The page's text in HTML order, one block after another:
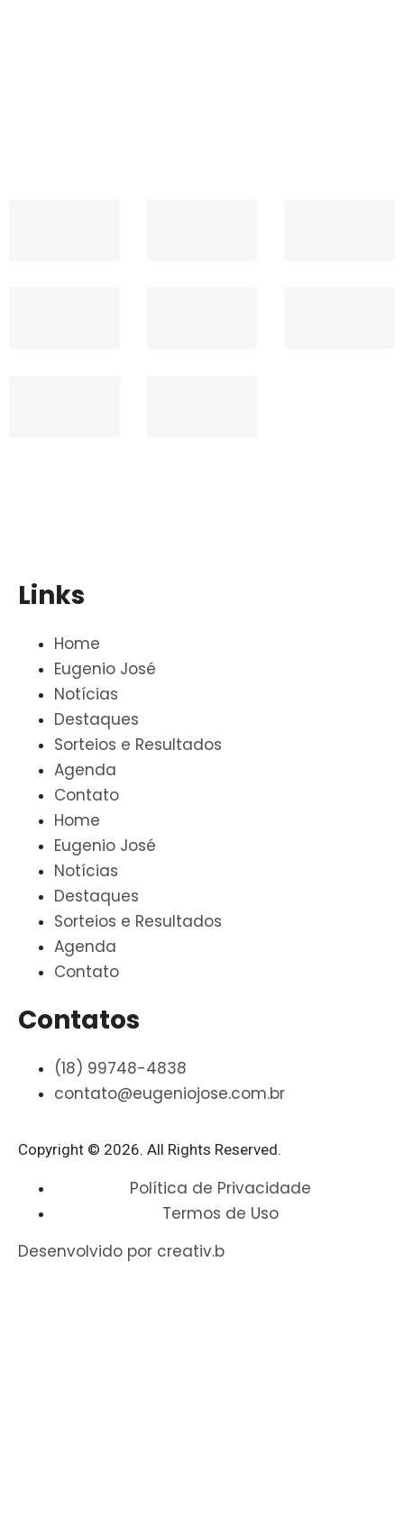
Links
Home
Eugenio José
Notícias
Destaques
Sorteios e Resultados
Agenda
Contato
Home
Eugenio José
Notícias
Destaques
Sorteios e Resultados
Agenda
Contato
Contatos
(18) 99748-4838
contato@eugeniojose.com.br
Copyright © 2026. All Rights Reserved.​
Política de Privacidade
Termos de Uso
Desenvolvido por creativ.b​​